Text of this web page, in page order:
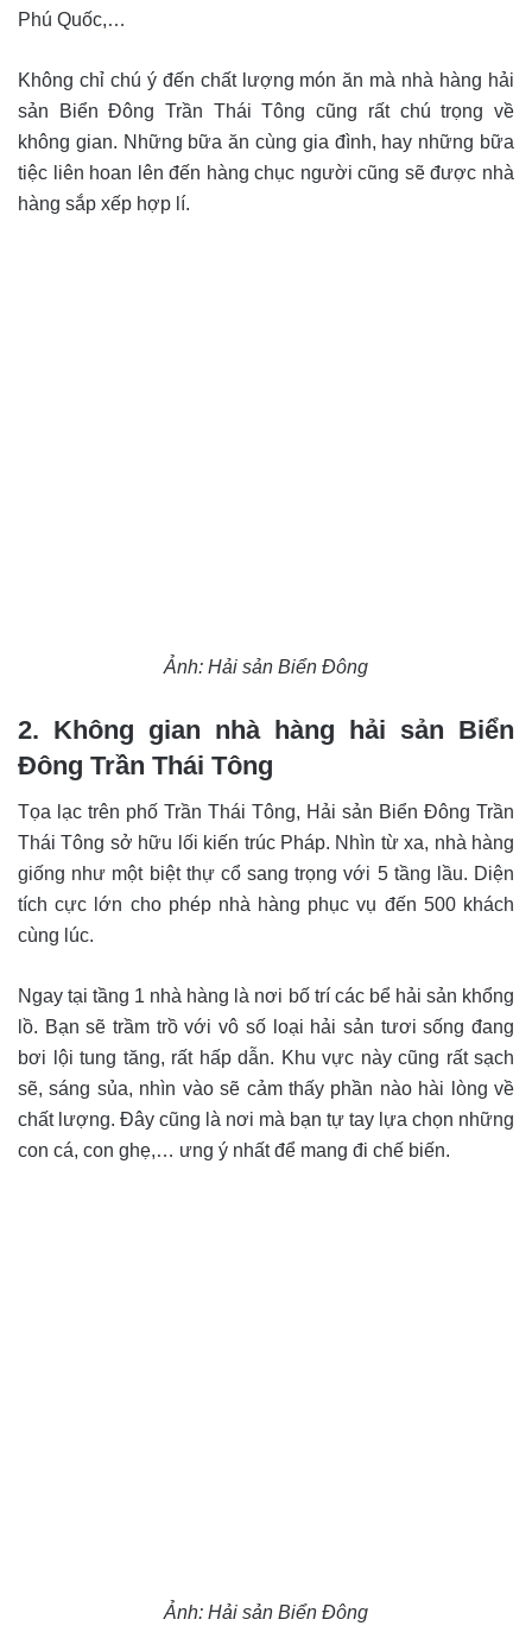
Phú Quốc,…
Không chỉ chú ý đến chất lượng món ăn mà nhà hàng hải
sản Biển Đông Trần Thái Tông cũng rất chú trọng về
không gian. Những bữa ăn cùng gia đình, hay những bữa
tiệc liên hoan lên đến hàng chục người cũng sẽ được nhà
hàng sắp xếp hợp lí.
Ảnh: Hải sản Biển Đông
2. Không gian nhà hàng hải sản Biển
Đông Trần Thái Tông
Tọa lạc trên phố Trần Thái Tông, Hải sản Biển Đông Trần
Thái Tông sở hữu lối kiến trúc Pháp. Nhìn từ xa, nhà hàng
giống như một biệt thự cổ sang trọng với 5 tầng lầu. Diện
tích cực lớn cho phép nhà hàng phục vụ đến 500 khách
cùng lúc.
Ngay tại tầng 1 nhà hàng là nơi bố trí các bể hải sản khổng
lồ. Bạn sẽ trầm trồ với vô số loại hải sản tươi sống đang
bơi lội tung tăng, rất hấp dẫn. Khu vực này cũng rất sạch
sẽ, sáng sủa, nhìn vào sẽ cảm thấy phần nào hài lòng về
chất lượng. Đây cũng là nơi mà bạn tự tay lựa chọn những
con cá, con ghẹ,… ưng ý nhất để mang đi chế biến.
Ảnh: Hải sản Biển Đông